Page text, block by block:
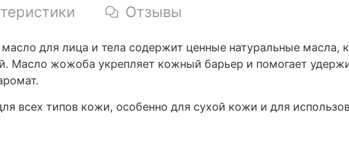
Отзывы
для лица и тела содержит ценные натуральные масла,
Масло жожоба укрепляет кожный барьер и помогает
всех типов кожи, особенно для сухой кожи и для